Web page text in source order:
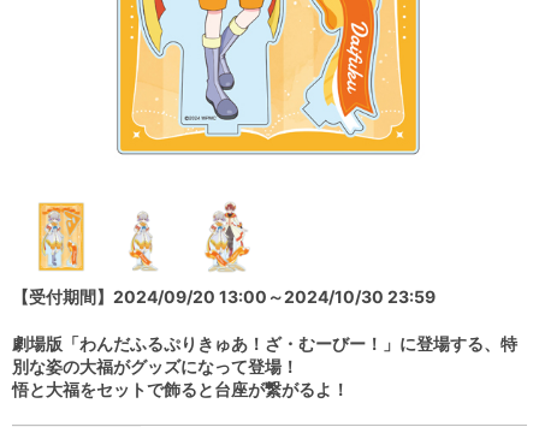
【受付期間】2024/09/20 13:00～2024/10/30 23:59
劇場版「わんだふるぷりきゅあ！ざ・むーびー！」に登場する、特
別な姿の大福がグッズになって登場！
悟と大福をセットで飾ると台座が繋がるよ！